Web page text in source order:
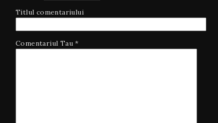
Titlul comentariului
Comentariul Tau*